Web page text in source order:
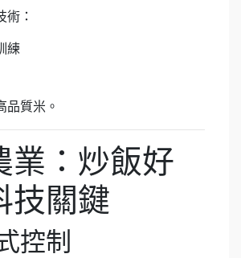
術：
練
品質米。
業：炒飯好
技關鍵
控制